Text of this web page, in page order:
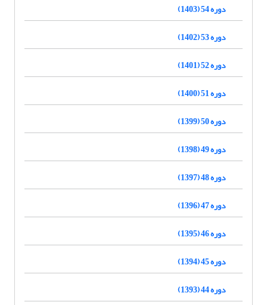
دوره 54 (1403)
دوره 53 (1402)
دوره 52 (1401)
دوره 51 (1400)
دوره 50 (1399)
دوره 49 (1398)
دوره 48 (1397)
دوره 47 (1396)
دوره 46 (1395)
دوره 45 (1394)
دوره 44 (1393)